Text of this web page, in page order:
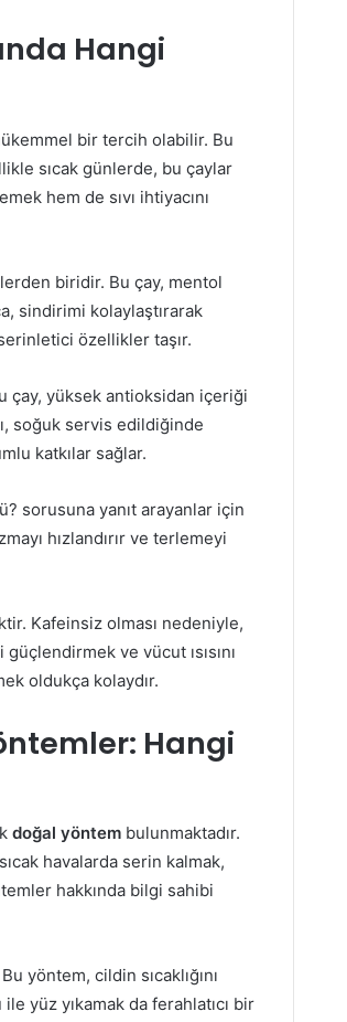
Hangi
bir tercih olabilir. Bu
sıcak günlerde, bu çaylar
hem de sıvı ihtiyacını
biridir. Bu çay, mentol
sindirimi kolaylaştırarak
özellikler taşır.
çay, yüksek antioksidan içeriği
soğuk servis edildiğinde
katkılar sağlar.
sorusuna yanıt arayanlar için
hızlandırır ve terlemeyi
Kafeinsiz olması nedeniyle,
ve vücut ısısını
oldukça kolaydır.
Hangi
doğal yöntem bulunmaktadır.
havalarda serin kalmak,
hakkında bilgi sahibi
yöntem, cildin sıcaklığını
yüz yıkamak da ferahlatıcı bir